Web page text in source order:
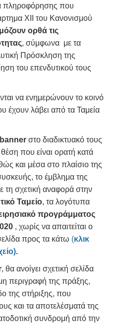
πληροφόρησης που
XII του Κανονισμού
ορθά τις
, σύμφωνα με τα
Πρόσκληση της
του επενδυτικού τους
να ενημερώνουν το κοινό
έχουν λάβει από τα Ταμεία
στο διαδικτυακό τους
που είναι ορατή κατά
και μέσα στο πλαίσιο της
το έμβλημα της
σχετική αναφορά στην
Ταμείο, τα λογότυπα
προγράμματος
, χωρίς να απαιτείται ο
προς τα κάτω (κλικ
.
, θα ανοίγει σχετική σελίδα
περιγραφή της πράξης,
της στήριξης, που
και τα αποτελέσματά της
συνδρομή από την